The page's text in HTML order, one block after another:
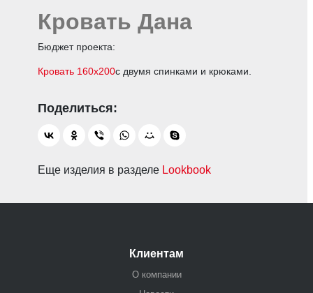
Кровать Дана
Бюджет проекта:
Кровать 160х200с двумя спинками и крюками.
Еще изделия в разделе Lookbook
Клиентам
О компании